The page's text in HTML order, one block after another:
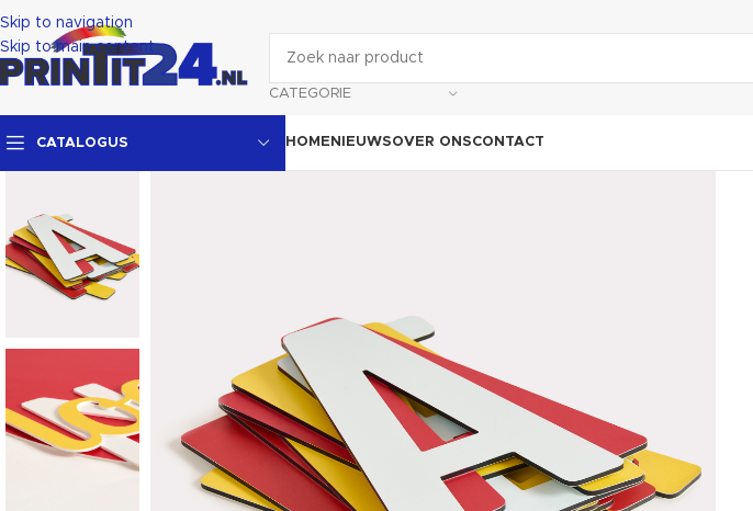
Skip to navigation
Skip to main content
CATEGORIE
CATALOGUS HOME NIEUWSOVER ONSCONTACT